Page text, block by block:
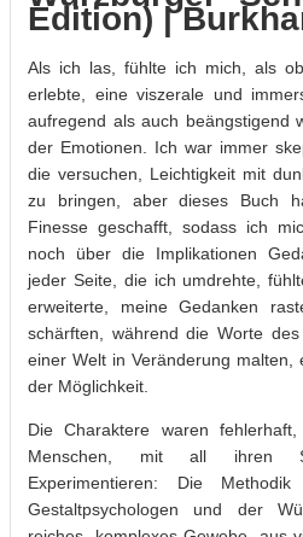
Edition) |
Als ich las, fühlte ich mich, als
erlebte, eine viszerale und
aufregend als auch beängstigend
der Emotionen. Ich war immer
die versuchen, Leichtigkeit mit
zu bringen, aber dieses Buch
Finesse geschafft, sodass ich
noch über die Implikationen
jeder Seite, die ich umdrehte,
erweiterte, meine Gedanken
schärften, während die Worte
einer Welt in Veränderung malten,
der Möglichkeit.
Die Charaktere waren
Menschen, mit all ihren
Experimentieren: Die
Gestaltpsychologen und der